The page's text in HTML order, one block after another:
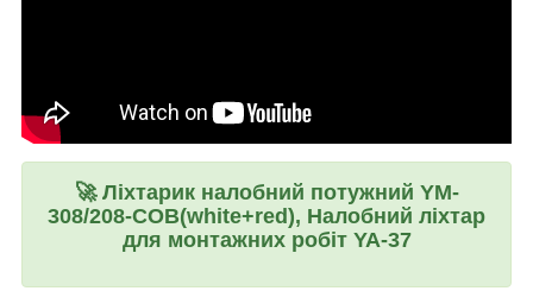
🚀 Ліхтарик налобний потужний YM-
308/208-COB(white+red), Налобний ліхтар
для монтажних робіт YA-37